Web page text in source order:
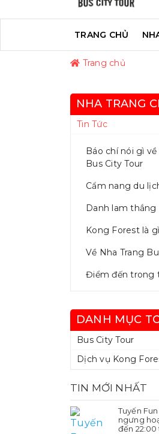
TRANG CHỦ
Trang chủ
NHA TRANG
Tin Tức
Báo chí nói gì về
Bus City Tour
Cẩm nang du
Danh lam thắng
Kong Forest là
Về Nha Trang
Điểm đến trong
DANH MỤC
Bus City Tour
Dịch vụ Kong
TIN MỚI NHẤT
Tuyến
ngưng
đến